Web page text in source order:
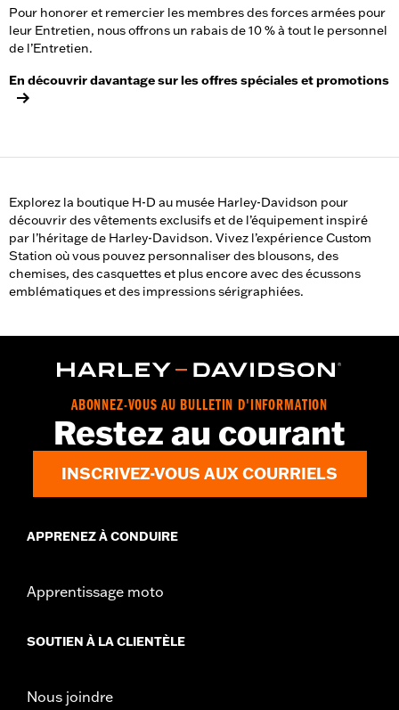
Pour honorer et remercier les membres des forces armées pour
leur Entretien, nous offrons un rabais de 10 % à tout le personnel
de l’Entretien.
En découvrir davantage sur les offres spéciales et promotions
Explorez la boutique H-D au musée Harley-Davidson pour
découvrir des vêtements exclusifs et de l’équipement inspiré
par l’héritage de Harley-Davidson. Vivez l’expérience Custom
Station où vous pouvez personnaliser des blousons, des
chemises, des casquettes et plus encore avec des écussons
emblématiques et des impressions sérigraphiées.
ABONNEZ-VOUS AU BULLETIN D'INFORMATION
Restez au courant
INSCRIVEZ-VOUS AUX COURRIELS
APPRENEZ À CONDUIRE
Apprentissage moto
SOUTIEN À LA CLIENTÈLE
Nous joindre